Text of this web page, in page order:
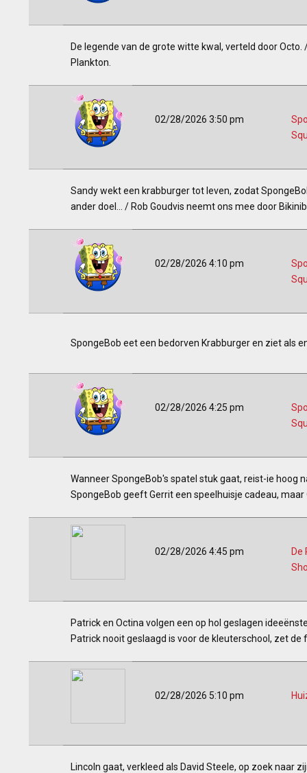
De legende van de grote witte kwal, verteld door
Plankton.
02/28/2026 3:50 pm
Sandy wekt een krabburger tot leven, zodat
ander doel... / Rob Goudvis neemt ons mee door
02/28/2026 4:10 pm
SpongeBob eet een bedorven Krabburger en ziet als
02/28/2026 4:25 pm
Wanneer SpongeBob's spatel stuk gaat, reist-ie
SpongeBob geeft Gerrit een speelhuisje cadeau,
02/28/2026 4:45 pm
De
Patrick en Octina volgen een op hol geslagen
Patrick nooit geslaagd is voor de kleuterschool, zet
02/28/2026 5:10 pm
Lincoln gaat, verkleed als David Steele, op zoek naar